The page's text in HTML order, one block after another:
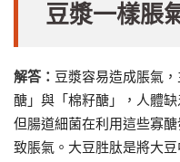
豆漿一樣脹
解答： 豆漿容易造成脹氣
醣」與「棉籽醣」，人體
但腸道細菌在利用這些寡
致脹氣。大豆胜肽是將大